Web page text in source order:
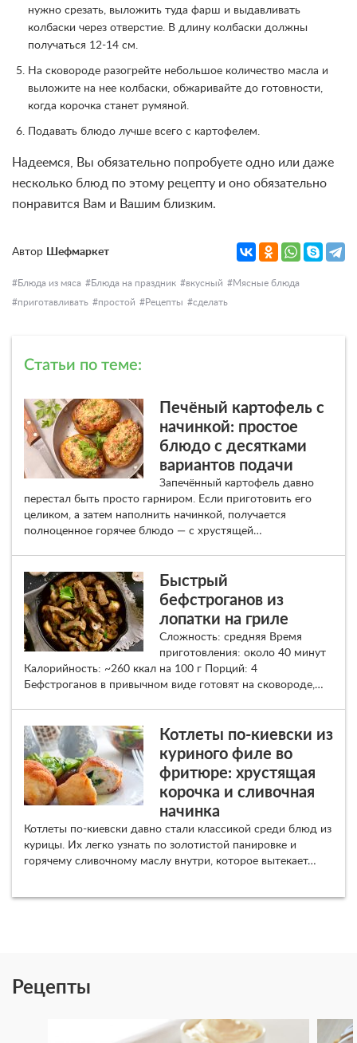
нужно срезать, выложить туда фарш и выдавливать
колбаски через отверстие. В длину колбаски должны
получаться 12-14 см.
На сковороде разогрейте небольшое количество масла и
выложите на нее колбаски, обжаривайте до готовности,
когда корочка станет румяной.
Подавать блюдо лучше всего с картофелем.
Надеемся, Вы обязательно попробуете одно или даже
несколько блюд по этому рецепту и оно обязательно
понравится Вам и Вашим близким.
Автор Шефмаркет
Блюда из мяса Блюда на праздник вкусный
Мясные блюда
приготавливать
простой Рецепты сделать
Статьи по теме:
Печёный картофель с
начинкой: простое
блюдо с десятками
вариантов подачи
Запечённый картофель давно
перестал быть просто гарниром. Если приготовить его
целиком, а затем наполнить начинкой, получается
полноценное горячее блюдо — с хрустящей…
Быстрый
бефстроганов из
лопатки на гриле
Сложность: средняя Время
приготовления: около 40 минут
Калорийность: ~260 ккал на 100 г Порций: 4
Бефстроганов в привычном виде готовят на сковороде,…
Котлеты по-киевски из
куриного филе во
фритюре: хрустящая
корочка и сливочная
начинка
Котлеты по-киевски давно стали классикой среди блюд из
курицы. Их легко узнать по золотистой панировке и
горячему сливочному маслу внутри, которое вытекает…
Рецепты